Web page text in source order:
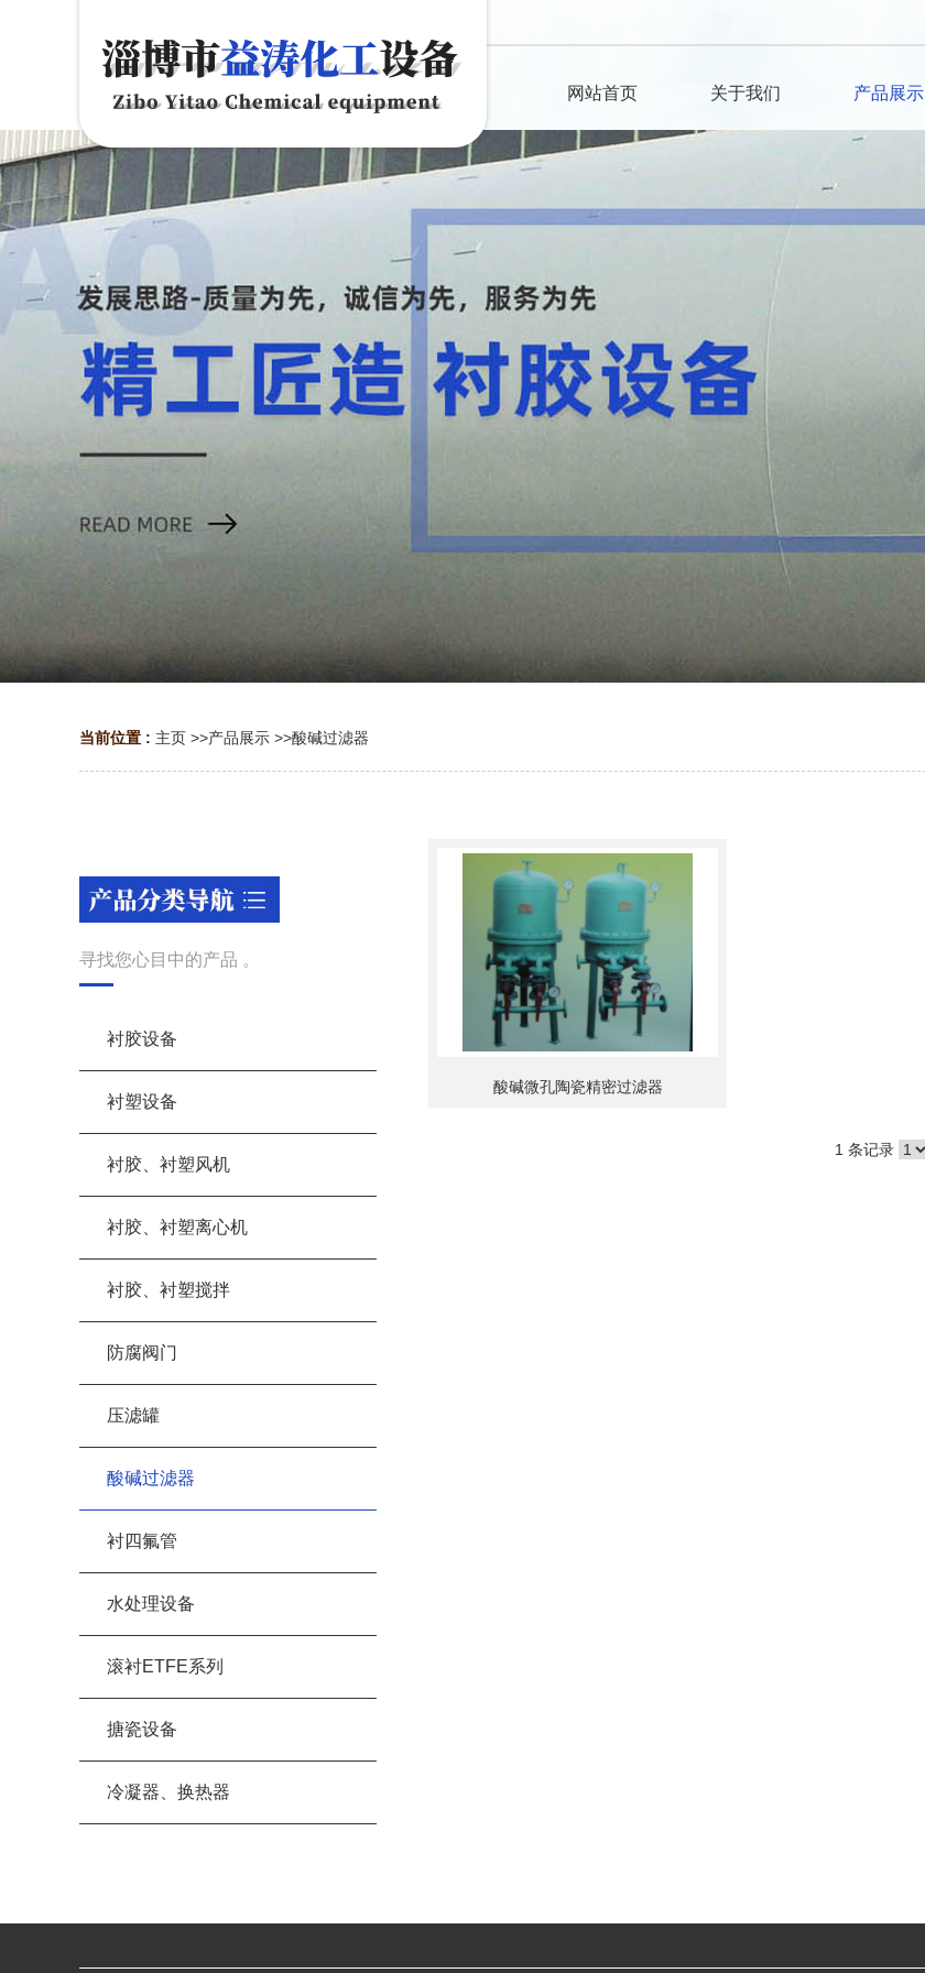
网站首页 关于我们 产品展示
当前位置 : 主页 >>产品展示 >>酸碱过滤器
寻找您心目中的产品 。
衬胶设备
衬塑设备
衬胶、衬塑风机
衬胶、衬塑离心机
衬胶、衬塑搅拌
防腐阀门
压滤罐
酸碱过滤器
衬四氟管
水处理设备
滚衬ETFE系列
搪瓷设备
冷凝器、换热器
酸碱微孔陶瓷精密过滤器
1 条记录